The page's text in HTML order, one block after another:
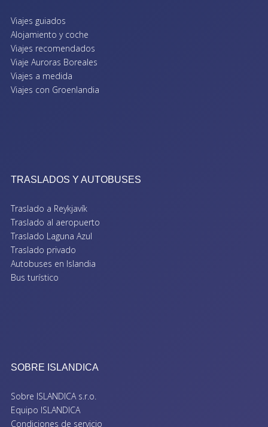
Viajes guiados
Alojamiento y coche
Viajes recomendados
Viaje Auroras Boreales
Viajes a medida
Viajes con Groenlandia
TRASLADOS Y AUTOBUSES
Traslado a Reykjavík
Traslado al aeropuerto
Traslado Laguna Azul
Traslado privado
Autobuses en Islandia
Bus turístico
SOBRE ISLANDICA
Sobre ISLANDICA s.r.o.
Equipo ISLANDICA
Condiciones de servicio